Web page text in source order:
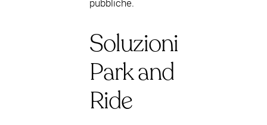
pubbliche.
Soluzioni
Park and
Ride